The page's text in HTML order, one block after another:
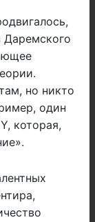
Даремского
но никто
один
которая,